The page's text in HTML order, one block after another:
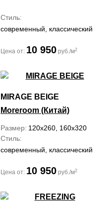
Стиль
современный, классический
Цена от: 10 950 руб./м2
MIRAGE BEIGE
Moreroom (Китай)
Размер 120x260, 160x320
Стиль
современный, классический
Цена от: 10 950 руб./м2